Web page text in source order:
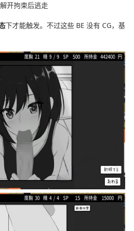
开拘束后逃走
下才能触发。不过这些 BE 没有 CG，基